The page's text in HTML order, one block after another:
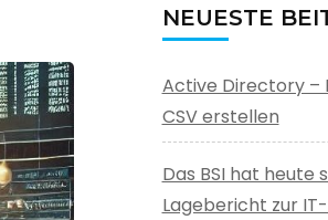
NEUESTE
Active Directory –
CSV erstellen
Das BSI hat heute
Lagebericht zur